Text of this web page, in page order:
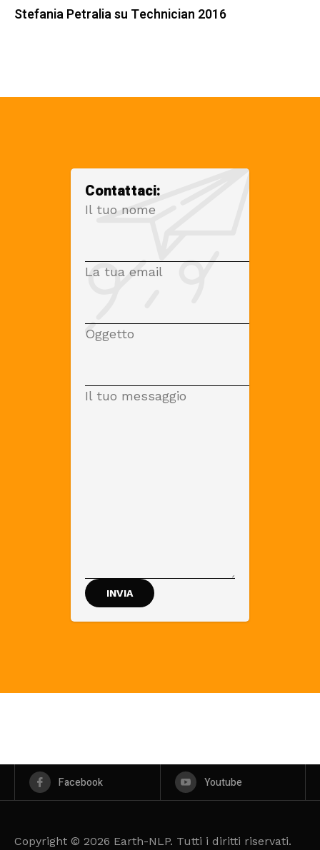
Stefania Petraliasu Technician 2016
Contattaci:
Il tuo nome
La tua email
Oggetto
Il tuo messaggio
Facebook Youtube
Copyright © 2026 Earth-NLP. Tutti i diritti riservati.